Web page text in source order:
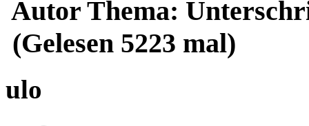
Autor Thema:
(Gelesen 5223 mal)
ulo